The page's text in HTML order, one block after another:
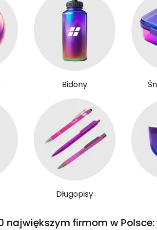
Bidony
Długopisy
największym firmom w Polsce: